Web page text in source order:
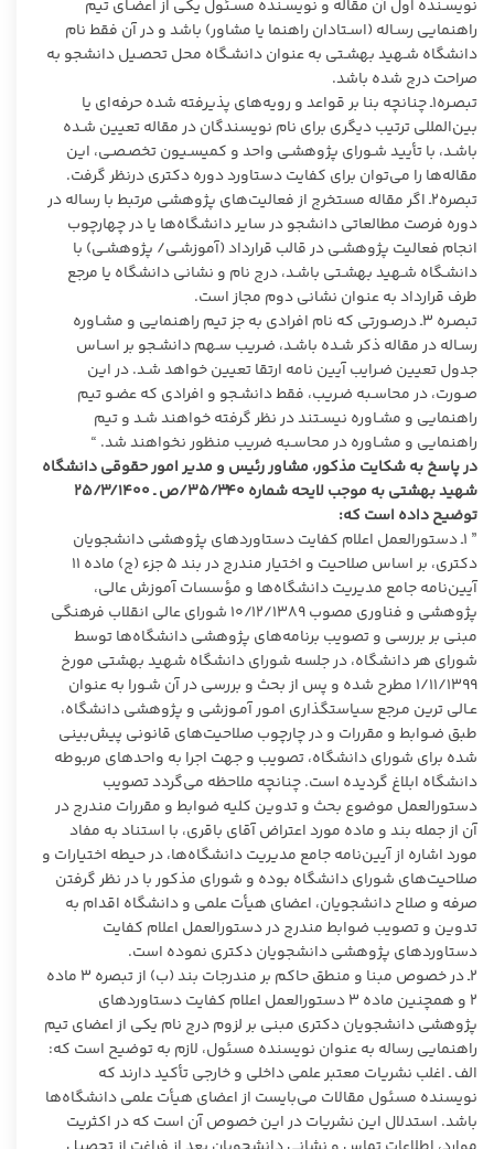
نویسـنده اول آن مقاله و نویسـنده مسـئول یکی از اعضـای تیم
راهنمایی رسـاله (اسـتادان راهنما یا مشاور) باشد و در آن فقط نام
دانشگاه شـهید بهشـتی به عنوان دانشـگاه محل تحصـیل دانشجو به
صراحت درج شده باشد.
تبصـره۱ـ چنانچه بنا بر قواعد و رویه‌های پذیرفته شده حرفه‌ای یا
بین‌المللی ترتیب دیگری برای نام نویسندگان در مقاله تعیین شـده
باشـد، با تأیید شـورای پژوهشـی واحد و کمیسـیون تخصـصـی، این
مقاله‌ها را می‌توان برای کفایت دستاورد دوره دکتری درنظر گرفت.
تبصره۲ـ اگر مقاله مستخرج از فعالیت‌های پژوهشی مرتبط با رساله در
دوره فرصت مطالعاتی دانشجو در سایر دانشگاه‌ها یا در چهارچوب
انجام فعالیت پژوهشـی در قالب قرارداد (آموزشـی/ پژوهشـی) با
دانشـگاه شـهید بهشـتی باشـد، درج نام و نشانی دانشگاه یا مرجع
طرف قرارداد به عنوان نشانی دوم مجاز است.
تبصـره ۳ـ درصـورتی که نام افرادی به جز تیم راهنمایی و مشـاوره
رسـاله در مقاله ذکر شـده باشـد، ضـریب سـهم دانشـجو بر اسـاس
جدول تعیین ضـرایب آیین نامه ارتقا تعیین خواهد شـد. در این
صـورت، در محاسـبه ضـریب، فقط دانشـجو و افرادی که عضـو تیم
راهنمایی و مشـاوره نیسـتند در نظر گرفته خواهند شـد و تیم
راهنمایی و مشـاوره در محاسـبه ضریب منظور نخواهند شد. “
در پاسخ به شکایت مذکور، مشاور رئیس و مدیر امور حقوقی دانشگاه
شهید بهشتی به موجب لایحه شماره ۳۵/۳۴۰/ص ـ ۲۵/۳/۱۴۰۰
توضیح داده است که:
” ۱ـ دستورالعمل اعلام کفایت دستاوردهای پژوهشی دانشجویان
دکتری، بر اساس صلاحیت و اختیار مندرج در بند ۵ جزء (ج) ماده ۱۱
آیین‌نامه جامع مدیریت دانشگاه‌ها و مؤسسات آموزش عالی،
پژوهشی و فناوری مصوب ۱۰/۱۲/۱۳۸۹ شورای عالی انقلاب فرهنگی
مبنی بر بررسی و تصویب برنامه‌های پژوهشی دانشگاه‌ها توسط
شورای هر دانشگاه، در جلسه شورای دانشگاه شهید بهشتی مورخ
۱/۱۱/۱۳۹۹ مطرح شده و پس از بحث و بررسی در آن شـورا به عنوان
عـالی ترین مـرجع سیاستگذاری امـور آمـوزشی و پژوهشی دانشگاه،
طبق ضـوابط و مقررات و در چارچوب صلاحیت‌های قانونی پیش‌بینی
شده برای شورای دانشگاه، تصویب و جهت اجرا به واحدهای مربوطه
دانشگاه ابلاغ گردیده است. چنانچه ملاحظه می‌گردد تصویب
دستورالعمل موضوع بحث و تدوین کلیه ضوابط و مقررات مندرج در
آن از جمله بند و ماده مورد اعتراض آقای باقری، با استناد به مفاد
مورد اشاره از آیین‌نامه جامع مدیریت دانشگاه‌ها، در حیطه اختیارات و
صلاحیت‌های شورای دانشگاه بوده و شورای مذکور با در نظر گرفتن
صرفه و صلاح دانشجویان، اعضای هیأت علمی و دانشگاه اقدام به
تدوین و تصویب ضوابط مندرج در دستورالعمل اعلام کفایت
دستاوردهای پژوهشی دانشجویان دکتری نموده است.
۲ـ در خصوص مبنا و منطق حاکم بر مندرجات بند (ب) از تبصره ۳ ماده
۲ و همچنین ماده ۳ دستورالعمل اعلام کفایت دستاوردهای
پژوهشی دانشجویان دکتری مبنی بر لزوم درج نام یکی از اعضای تیم
راهنمایی رساله به عنوان نویسنده مسئول، لازم به توضیح است که:
الف ـ اغلب نشریات معتبر علمی داخلی و خارجی تأکید دارند که
نویسنده مسئول مقالات می‌بایست از اعضای هیأت علمی دانشگاه‌ها
باشد. استدلال این نشریات در این خصوص آن است که در اکثریت